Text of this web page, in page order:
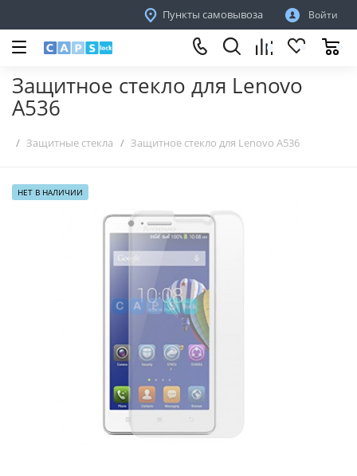
Пункты самовывоза Войти
Защитное стекло для Lenovo
A536
Защитные стекла Защитное стекло для Lenovo A536
НЕТ В НАЛИЧИИ